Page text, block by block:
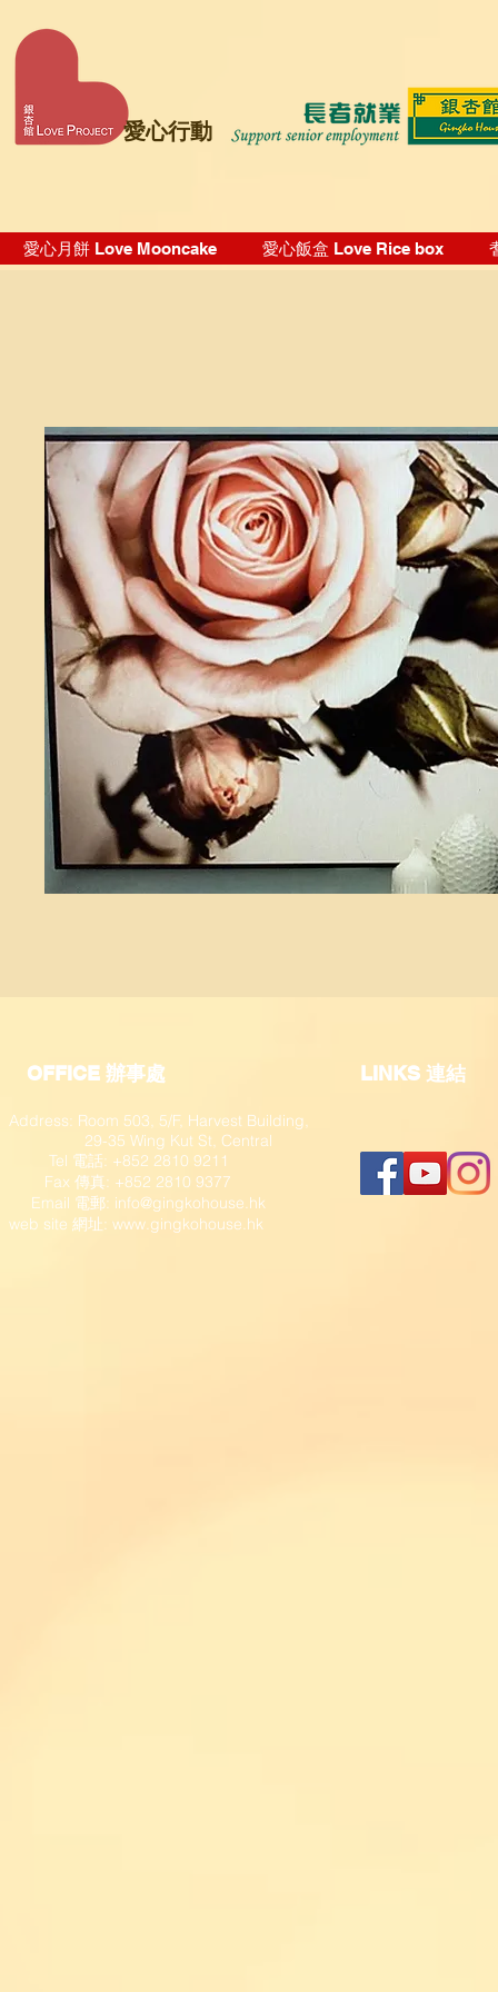
愛心行動
愛心月餅 Love Mooncake 愛心飯盒 Love Rice box
OFFICE 辦事處
Address: Room 503, 5/F, Harvest Building,
29-35 Wing Kut St, Central
Tel 電話: +852 2810 9211
Fax 傳真: +852 2810 9377
​ Email 電郵: info@gingkohouse.hk
web site 網址: www.gingkohouse.hk
​LINKS 連結